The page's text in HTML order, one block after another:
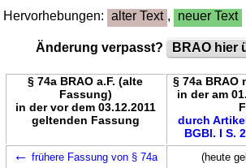
Hervorhebungen: alter Text , neuer Text
Änderung verpasst? BRAO hier
§ 74a BRAO a.F. (alte
Fassung)
in der vor dem 03.12.2011
geltenden Fassung
§ 74a BRAO
in der am
durch
BGBl. I S.
← frühere Fassung von § 74a (heute